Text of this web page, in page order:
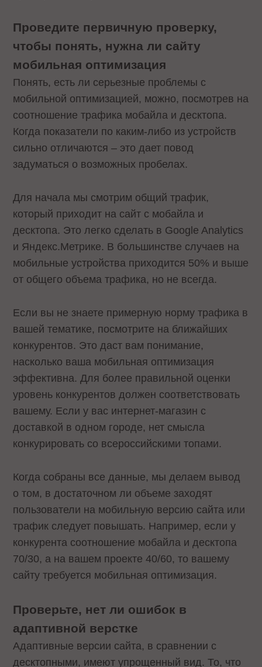
Проведите первичную проверку,
чтобы понять, нужна ли сайту
мобильная оптимизация
Понять, есть ли серьезные проблемы с
мобильной оптимизацией, можно, посмотрев на
соотношение трафика мобайла и десктопа.
Когда показатели по каким-либо из устройств
сильно отличаются – это дает повод
задуматься о возможных пробелах.
Для начала мы смотрим общий трафик,
который приходит на сайт с мобайла и
десктопа. Это легко сделать в Google Analytics
и Яндекс.Метрике. В большинстве случаев на
мобильные устройства приходится 50% и выше
от общего объема трафика, но не всегда.
Если вы не знаете примерную норму трафика в
вашей тематике, посмотрите на ближайших
конкурентов. Это даст вам понимание,
насколько ваша мобильная оптимизация
эффективна. Для более правильной оценки
уровень конкурентов должен соответствовать
вашему. Если у вас интернет-магазин с
доставкой в одном городе, нет смысла
конкурировать со всероссийскими топами.
Когда собраны все данные, мы делаем вывод
о том, в достаточном ли объеме заходят
пользователи на мобильную версию сайта или
трафик следует повышать. Например, если у
конкурента соотношение мобайла и десктопа
70/30, а на вашем проекте 40/60, то вашему
сайту требуется мобильная оптимизация.
Проверьте, нет ли ошибок в
адаптивной верстке
Адаптивные версии сайта, в сравнении с
десктопными, имеют упрощенный вид. То, что